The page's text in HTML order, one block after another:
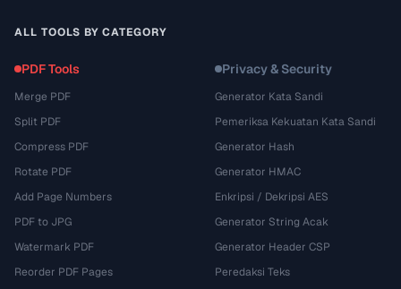
ALL TOOLS BY CATEGORY
PDF Tools
Merge PDF
Split PDF
Compress PDF
Rotate PDF
Add Page Numbers
PDF to JPG
Watermark PDF
Reorder PDF Pages
Privacy & Security
Generator Kata Sandi
Pemeriksa Kekuatan Kata Sandi
Generator Hash
Generator HMAC
Enkripsi / Dekripsi AES
Generator String Acak
Generator Header CSP
Peredaksi Teks